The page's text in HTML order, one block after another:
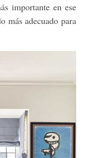
importante en ese
más adecuado para